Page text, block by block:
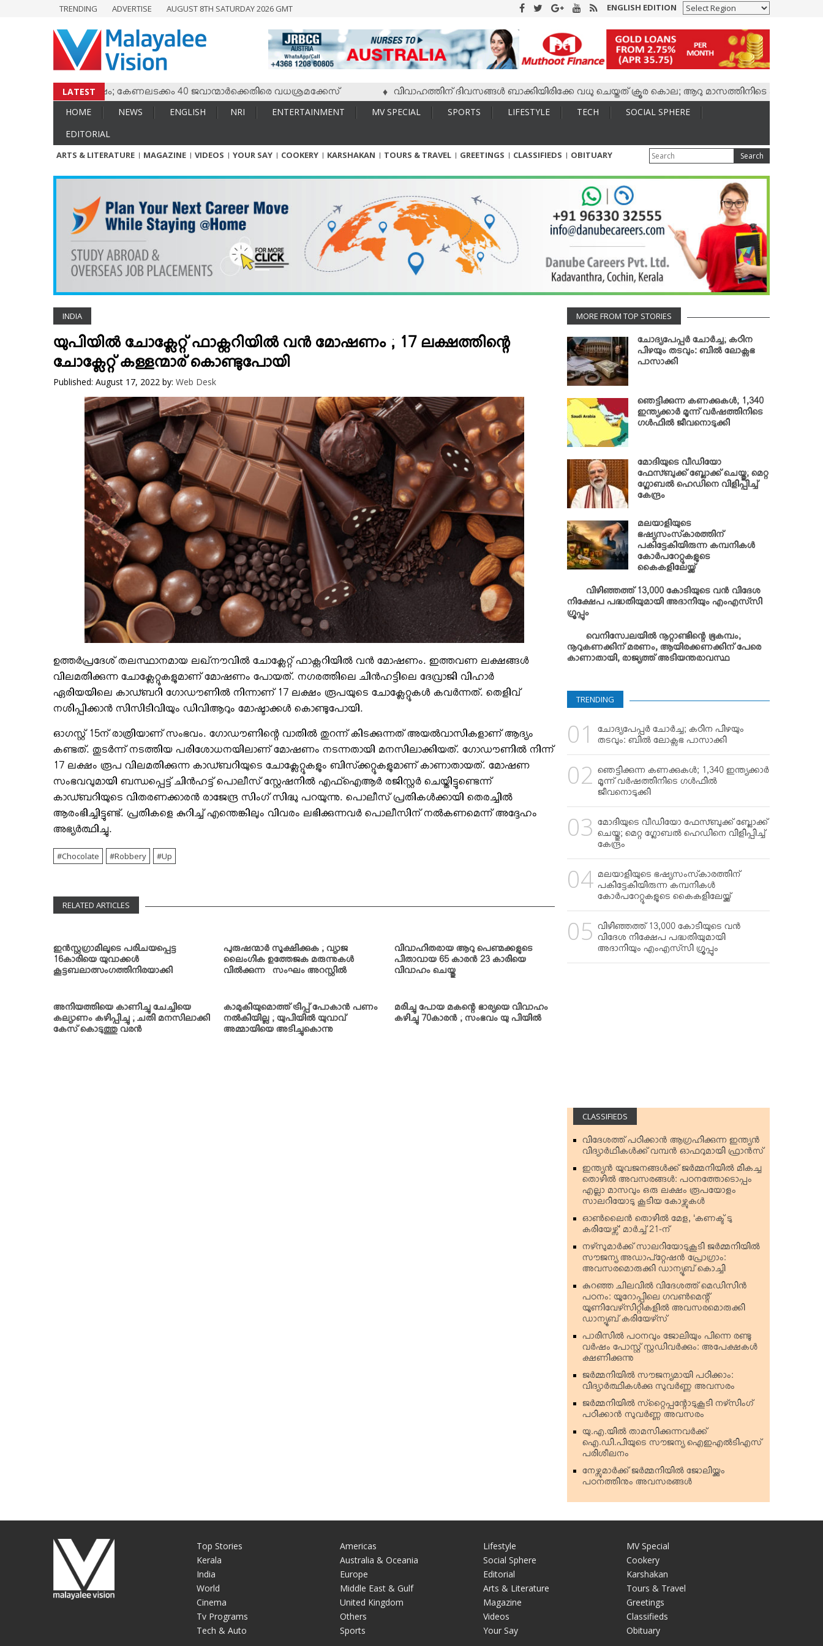
ENTERTAINMENT
TECH & AUTO
ARTS & LITERATURE
TOURS & TRAVEL
TRENDING ADVERTISE AUGUST 8TH SATURDAY 2026 GMT ENGLISH EDITION
LATEST
സംഘര്‍ഷം; കേണലടക്കം 40 ജവാന്മാര്‍ക്കെതിരെ വധശ്രമക്കേസ് വിവാഹത്തിന് ദിവസങ്ങള്‍ ബാക്കിയിരിക്കേ വധു ചെയ്തത് ക്രൂര കൊല; ആറു മാസത്തിനിടെ കാമുകനുമായി
HOME NEWS ENGLISH NRI ENTERTAINMENT MV SPECIAL SPORTS LIFESTYLE TECH
SOCIAL SPHERE
EDITORIAL
ARTS & LITERATURE MAGAZINE VIDEOS YOUR SAY COOKERY KARSHAKAN TOURS & TRAVEL GREETINGS CLASSIFIEDS OBITUARY Search
INDIA
യുപിയില്‍ ചോക്ലേറ്റ് ഫാക്റ്ററിയില്‍ വന്‍ മോഷണം ; 17 ലക്ഷത്തിന്റെ
ചോക്ലേറ്റ് കള്ളന്മാര് കൊണ്ടുപോയി
Published: August 17, 2022 by: Web Desk
ഉത്തര്‍പ്രദേശ് തലസ്ഥാനമായ ലഖ്നൗവില്‍ ചോക്ലേറ്റ് ഫാക്റ്ററിയില്‍ വന്‍ മോഷണം. ഇത്തവണ ലക്ഷങ്ങള്‍
വിലമതിക്കുന്ന ചോക്ലേറ്റുകളുമാണ് മോഷണം പോയത്. നഗരത്തിലെ ചിന്‍ഹട്ടിലെ ദേവ്രാജി വിഹാര്‍
ഏരിയയിലെ കാഡ്ബറി ഗോഡൗണില്‍ നിന്നാണ് 17 ലക്ഷം രൂപയുടെ ചോക്ലേറ്റുകള്‍ കവര്‍ന്നത്. തെളിവ്
നശിപ്പിക്കാന്‍ സിസിടിവിയും ഡിവിആറും മോഷ്ടാക്കള്‍ കൊണ്ടുപോയി.
ഓഗസ്റ്റ് 15ന് രാത്രിയാണ് സംഭവം. ഗോഡൗണിന്റെ വാതില്‍ തുറന്ന് കിടക്കുന്നത് അയല്‍വാസികളാണ് ആദ്യം
കണ്ടത്. തുടര്‍ന്ന് നടത്തിയ പരിശോധനയിലാണ് മോഷണം നടന്നതായി മനസിലാക്കിയത്. ഗോഡൗണില്‍ നിന്ന്
17 ലക്ഷം രൂപ വിലമതിക്കുന്ന കാഡ്ബറിയുടെ ചോക്ലേറ്റുകളും ബിസ്‌ക്കറ്റുകളുമാണ് കാണാതായത്. മോഷണ
സംഭവവുമായി ബന്ധപ്പെട്ട് ചിന്‍ഹട്ട് പൊലീസ് സ്റ്റേഷനില്‍ എഫ്ഐആര്‍ രജിസ്റ്റര്‍ ചെയ്തിട്ടുണ്ടെന്ന്
കാഡ്ബറിയുടെ വിതരണക്കാരന്‍ രാജേന്ദ്ര സിംഗ് സിദ്ധു പറയുന്നു. പൊലീസ് പ്രതികള്‍ക്കായി തെരച്ചില്‍
ആരംഭിച്ചിട്ടുണ്ട്. പ്രതികളെ കുറിച്ച് എന്തെങ്കിലും വിവരം ലഭിക്കുന്നവര്‍ പൊലീസിന് നല്‍കണമെന്ന് അദ്ദേഹം
അഭ്യര്‍ത്ഥിച്ചു.
Chocolate Robbery Up
RELATED ARTICLES
ഇന്‍സ്റ്റഗ്രാമിലൂടെ പരിചയപ്പെട്ട
16കാരിയെ യുവാക്കള്‍
കൂട്ടബലാത്സംഗത്തിനിരയാക്കി
പുരുഷന്മാര്‍ സൂക്ഷിക്കുക ; വ്യാജ
ലൈംഗിക ഉത്തേജക മരുന്നുകള്‍
വില്‍ക്കുന്ന സംഘം അറസ്റ്റില്‍
വിവാഹിതരായ ആറു പെണ്മക്കളുടെ
പിതാവായ 65 കാരന്‍ 23 കാരിയെ
വിവാഹം ചെയ്തു
അനിയത്തിയെ കാണിച്ചു ചേച്ചിയെ
കല്യാണം കഴിപ്പിച്ചു ; ചതി മനസിലാക്കി
കേസ് കൊടുത്തു വരന്‍
കാമുകിയുമൊത്ത് ട്രിപ്പ് പോകാന്‍ പണം
നല്‍കിയില്ല ; യുപിയില്‍ യുവാവ്
അമ്മായിയെ അടിച്ചുകൊന്നു
മരിച്ചു പോയ മകന്റെ ഭാര്യയെ വിവാഹം
കഴിച്ചു 70കാരന്‍ ; സംഭവം യു പിയില്‍
MORE FROM TOP STORIES
ചോദ്യപേപ്പര്‍ ചോര്‍ച്ച; കഠിന
പിഴയും തടവും: ബില്‍ ലോക്സഭ
പാസാക്കി
ഞെട്ടിക്കുന്ന കണക്കുകള്‍; 1,340
ഇന്ത്യക്കാര്‍ മൂന്ന് വര്‍ഷത്തിനിടെ
ഗള്‍ഫില്‍ ജീവനൊടുക്കി
മോദിയുടെ വീഡിയോ
ഫേസ്ബുക്ക് ബ്ലോക്ക് ചെയ്തു; മെറ്റ
ഗ്ലോബല്‍ ഹെഡിനെ വിളിപ്പിച്ച്
കേന്ദ്രം
മലയാളിയുടെ
ഭഷ്യസംസ്‌കാരത്തിന്
പകിട്ടേകിയിരുന്ന കമ്പനികള്‍
കോര്‍പറേറ്റുകളുടെ
കൈകളിലേയ്ക്ക്
വിഴിഞ്ഞത്ത് 13,000 കോടിയുടെ വന്‍ വിദേശ
നിക്ഷേപ പദ്ധതിയുമായി അദാനിയും എംഎസ്‌സി
ഗ്രൂപ്പും
വെനിസ്വേലയില്‍ നൂറ്റാണ്ടിന്റെ ഭൂകമ്പം;
നൂറുകണക്കിന് മരണം, ആയിരക്കണക്കിന് പേരെ
കാണാതായി, രാജ്യത്ത് അടിയന്തരാവസ്ഥ
TRENDING
ചോദ്യപേപ്പര്‍ ചോര്‍ച്ച; കഠിന പിഴയും
തടവും: ബില്‍ ലോക്സഭ പാസാക്കി
ഞെട്ടിക്കുന്ന കണക്കുകള്‍; 1,340 ഇന്ത്യക്കാര്‍
മൂന്ന് വര്‍ഷത്തിനിടെ ഗള്‍ഫില്‍
ജീവനൊടുക്കി
മോദിയുടെ വീഡിയോ ഫേസ്ബുക്ക് ബ്ലോക്ക്
ചെയ്തു; മെറ്റ ഗ്ലോബല്‍ ഹെഡിനെ വിളിപ്പിച്ച്
കേന്ദ്രം
മലയാളിയുടെ ഭഷ്യസംസ്‌കാരത്തിന്
പകിട്ടേകിയിരുന്ന കമ്പനികള്‍
കോര്‍പറേറ്റുകളുടെ കൈകളിലേയ്ക്ക്
വിഴിഞ്ഞത്ത് 13,000 കോടിയുടെ വന്‍
വിദേശ നിക്ഷേപ പദ്ധതിയുമായി
അദാനിയും എംഎസ്‌സി ഗ്രൂപ്പും
CLASSIFIEDS
വിദേശത്ത് പഠിക്കാന്‍ ആഗ്രഹിക്കുന്ന ഇന്ത്യന്‍
വിദ്യാര്‍ഥികള്‍ക്ക് വമ്പന്‍ ഓഫറുമായി ഫ്രാന്‍സ്
ഇന്ത്യന്‍ യുവജനങ്ങള്‍ക്ക് ജര്‍മ്മനിയില്‍ മികച്ച
തൊഴില്‍ അവസരങ്ങള്‍: പഠനത്തോടൊപ്പം
എല്ലാ മാസവും ഒരു ലക്ഷം രൂപയോളം
സാലറിയോടു കൂടിയ കോഴ്സുകള്‍
ഓണ്‍ലൈന്‍ തൊഴില്‍ മേള, ‘കണക്ട് ടു
കരിയേഴ്സ്’ മാര്‍ച്ച് 21-ന്
നഴ്‌സുമാര്‍ക്ക് സാലറിയോടുകൂടി ജര്‍മ്മനിയില്‍
സൗജന്യ അഡാപ്റ്റേഷന്‍ പ്രോഗ്രാം:
അവസരമൊരുക്കി ഡാന്യൂബ് കൊച്ചി
കുറഞ്ഞ ചിലവില്‍ വിദേശത്ത് മെഡിസിന്‍
പഠനം: യൂറോപ്പിലെ ഗവണ്‍മെന്റ്
യൂണിവേഴ്‌സിറ്റികളില്‍ അവസരമൊരുക്കി
ഡാന്യൂബ് കരിയേഴ്‌സ്
പാരിസില്‍ പഠനവും ജോലിയും പിന്നെ രണ്ടു
വര്‍ഷം പോസ്റ്റ് സ്റ്റഡിവര്‍ക്കും: അപേക്ഷകള്‍
ക്ഷണിക്കുന്നു
ജര്‍മ്മനിയില്‍ സൗജന്യമായി പഠിക്കാം:
വിദ്യാര്‍ത്ഥികള്‍ക്കു സുവര്‍ണ്ണ അവസരം
ജര്‍മ്മനിയില്‍ സ്‌റ്റൈപ്പന്റോടുകൂടി നഴ്‌സിംഗ്
പഠിക്കാന്‍ സുവര്‍ണ്ണ അവസരം
യു.എ.യില്‍ താമസിക്കുന്നവര്‍ക്ക്
ഐ.ഡി.പിയുടെ സൗജന്യ ഐഇഎല്‍ടിഎസ്
പരിശീലനം
നേഴ്സുമാര്‍ക്ക് ജര്‍മ്മനിയില്‍ ജോലിയ്ക്കും
പഠനത്തിനും അവസരങ്ങള്‍
Top Stories
Kerala
India
World
Cinema
Tv Programs
Tech & Auto
Americas
Australia & Oceania
Europe
Middle East & Gulf
United Kingdom
Others
Sports
Lifestyle
Social Sphere
Editorial
Arts & Literature
Magazine
Videos
Your Say
MV Special
Cookery
Karshakan
Tours & Travel
Greetings
Classifieds
Obituary